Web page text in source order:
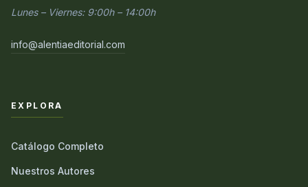
Lunes – Viernes: 9:00h – 14:00h
info@alentiaeditorial.com
EXPLORA
Catálogo Completo
Nuestros Autores